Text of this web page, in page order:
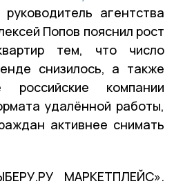
агентства
Попов пояснил рост
тем, что число
снизилось, а также
компании
удалённой работы,
активнее снимать
МАРКЕТПЛЕЙС».